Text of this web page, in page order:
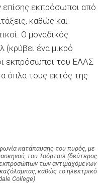
επίσης εκπρόσωποι από
καθώς και
Ο μοναδικός
(κρύβει ένα μικρό
εκπρόσωποι του ΕΛΑΣ
όπλα τους εκτός της
κατάπαυσης του πυρός, με
του Τσόρτσιλ (δεύτερος
εκπροσώπων των αντιμαχόμενων
καθώς το ηλεκτρικό
College)